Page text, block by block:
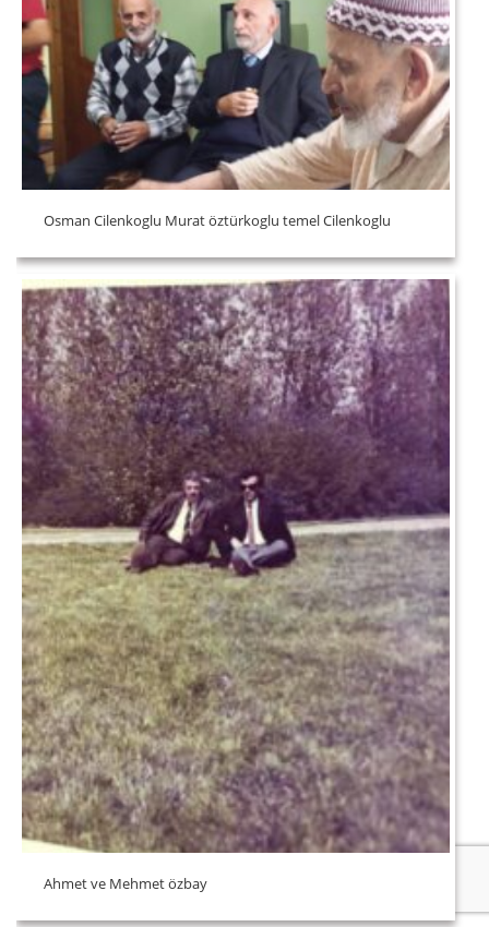
Osman Cilenkoglu Murat öztürkoglu temel Cilenkoglu
Ahmet ve Mehmet özbay